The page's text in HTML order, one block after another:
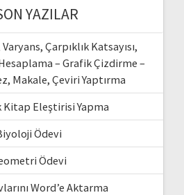
YAZILAR
Çarpıklık Katsayısı,
Hesaplama – Grafik Çizdirme –
Makale, Çeviri Yaptırma
Eleştirisi Yapma
Ödevi
Ödevi
Word’e Aktarma